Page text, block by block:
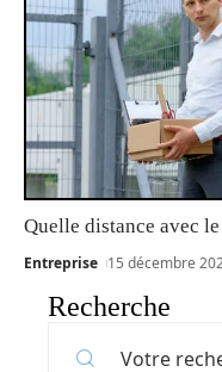
Quelle distance avec
Entreprise 15 décembre
Recherche